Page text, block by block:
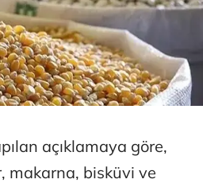
açıklamaya göre,
makarna, bisküvi ve